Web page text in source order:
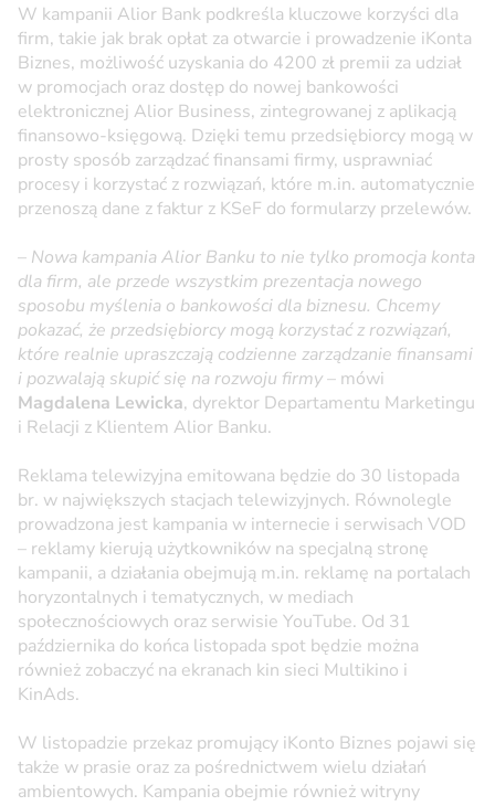
W kampanii Alior Bank podkreśla kluczowe korzyści dla
firm, takie jak brak opłat za otwarcie i prowadzenie iKonta
Biznes, możliwość uzyskania do 4200 zł premii za udział
w promocjach oraz dostęp do nowej bankowości
elektronicznej Alior Business, zintegrowanej z aplikacją
finansowo-księgową. Dzięki temu przedsiębiorcy mogą w
prosty sposób zarządzać finansami firmy, usprawniać
procesy i korzystać z rozwiązań, które m.in. automatycznie
przenoszą dane z faktur z KSeF do formularzy przelewów.
– Nowa kampania Alior Banku to nie tylko promocja konta
dla firm, ale przede wszystkim prezentacja nowego
sposobu myślenia o bankowości dla biznesu. Chcemy
pokazać, że przedsiębiorcy mogą korzystać z rozwiązań,
które realnie upraszczają codzienne zarządzanie finansami
i pozwalają skupić się na rozwoju firmy– mówi
Magdalena Lewicka, dyrektor Departamentu Marketingu
i Relacji z Klientem Alior Banku.
Reklama telewizyjna emitowana będzie do 30 listopada
br. w największych stacjach telewizyjnych. Równolegle
prowadzona jest kampania w internecie i serwisach VOD
– reklamy kierują użytkowników na specjalną stronę
kampanii, a działania obejmują m.in. reklamę na portalach
horyzontalnych i tematycznych, w mediach
społecznościowych oraz serwisie YouTube. Od 31
października do końca listopada spot będzie można
również zobaczyć na ekranach kin sieci Multikino i
KinAds.
W listopadzie przekaz promujący iKonto Biznes pojawi się
także w prasie oraz za pośrednictwem wielu działań
ambientowych. Kampania obejmie również witryny